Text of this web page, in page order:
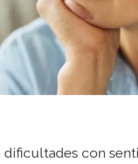
dificultades con